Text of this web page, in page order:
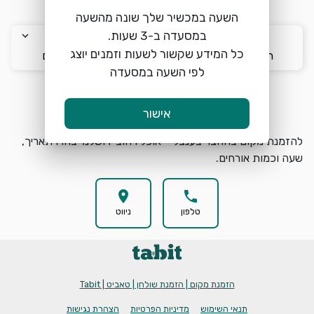
ה׳ 6/8
keyboard_arrow_down
18:00
keyboard_arrow_down
2 אורחים
להזמנת מקום בהחצר בענבל – אוכל רחוב ירושלמי בחרו תאריך,
שעה וכמות אורחים.
phone
טלפון
location_on
ניווט
הזמנת מקום | הזמנת שולחן | טאביט | Tabit
תנאי השימוש מדיניות הפרטיות הצהרת נגישות
השעה במכשיר שלך שונה מהשעה
כל המידע שקשור לשעות וזמנים יוצג
לפי השעה במסעדה
אישור